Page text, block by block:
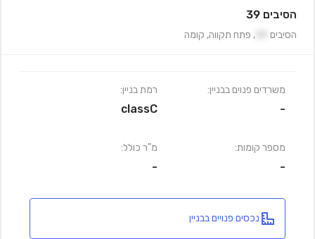
הסיבים 39
הסיבים , פתח תקווה, קומה
משרדים פנוים בבניין:
-
מספר קומות:
-
רמת בניין:
classC
מ"ר כולל:
-
נכסים פנויים בבניין